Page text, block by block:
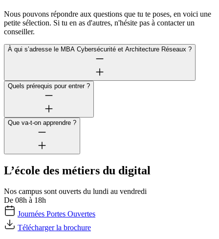
Nous pouvons répondre aux questions que tu te poses, en voici une
petite sélection. Si tu en as d'autres, n'hésite pas à contacter un
conseiller.
À qui s’adresse le MBA Cybersécurité et Architecture Réseaux ?
Quels prérequis pour entrer ?
Que va-t-on apprendre ?
L’école des métiers du digital
Nos campus sont ouverts du lundi au vendredi
De 08h à 18h
Journées Portes Ouvertes
Télécharger la brochure